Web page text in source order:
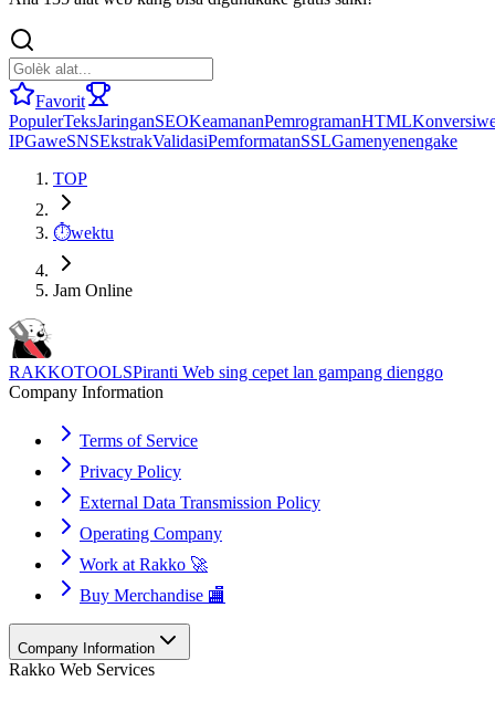
Favorit
PopulerTeksJaringanSEOKeamananPemrogramanHTMLKonversi
IPGaweSNSEkstrakValidasiPemformatanSSLGamenyenengake
TOP
⏱️wektu
Jam Online
RAKKOTOOLSPiranti Web sing cepet lan gampang dienggo
Company Information
Terms of Service
Privacy Policy
External Data Transmission Policy
Operating Company
Work at Rakko 🚀
Buy Merchandise 🏬
Company Information
Rakko Web Services